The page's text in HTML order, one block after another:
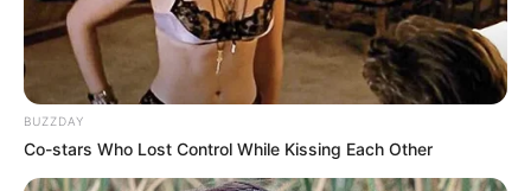
YouTube
Dikutip dariSocial Bladetahun 2024, penghasilannya perhari
BUZZDAY
Co-stars Who Lost Control While Kissing Each Other